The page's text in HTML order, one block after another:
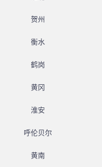
贺州
衡水
鹤岗
黄冈
淮安
呼伦贝尔
黄南